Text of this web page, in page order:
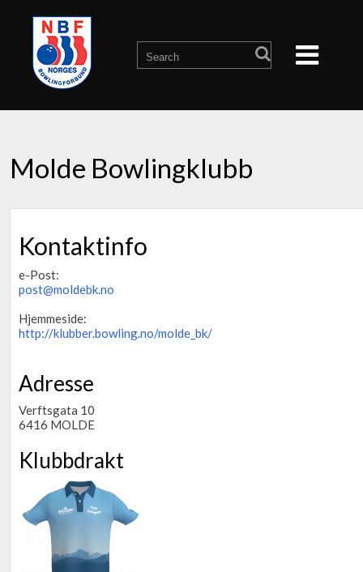
Molde Bowlingklubb
Kontaktinfo
e-Post:
post@moldebk.no
Hjemmeside:
http://klubber.bowling.no/molde_bk/
Adresse
Verftsgata 10
6416 MOLDE
Klubbdrakt